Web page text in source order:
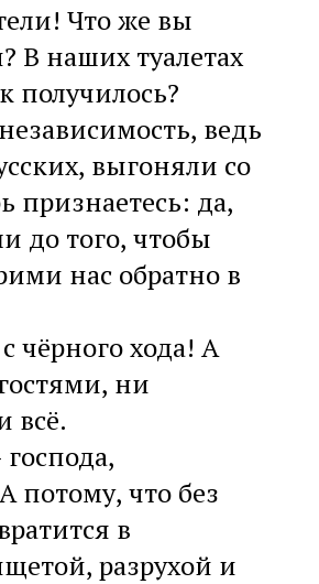
Что же вы
В наших туалетах
получилось?
ведь
выгоняли со
признаетесь: да,
до того, чтобы
нас обратно в
чёрного хода! А
ни
всё.
потому, что без
в
разрухой и